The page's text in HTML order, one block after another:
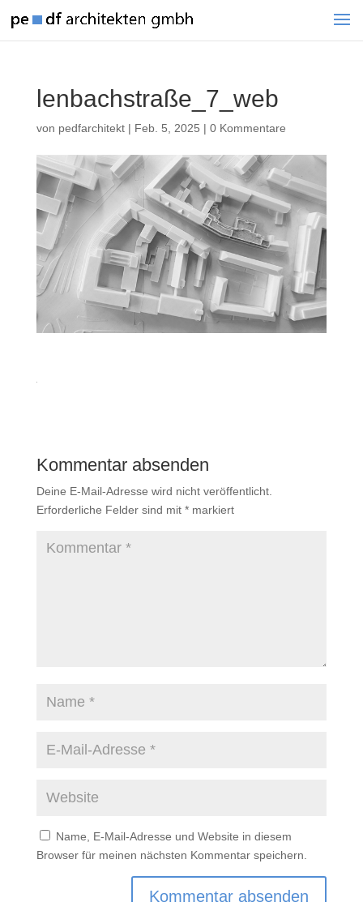
lenbachstraße_7_web
von pedfarchitekt| Feb. 5, 2025 | 0 Kommentare
Kommentar absenden
Deine E-Mail-Adresse wird nicht veröffentlicht.
Erforderliche Felder sind mit *markiert
Name, E-Mail-Adresse und Website in diesem
Browser für meinen nächsten Kommentar speichern.